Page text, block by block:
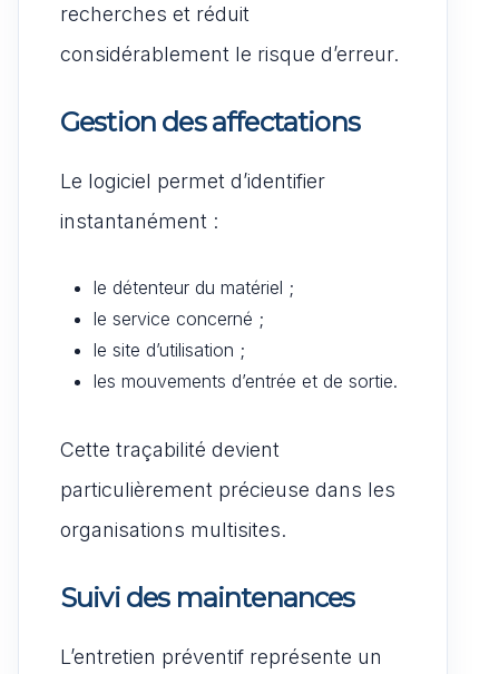
recherches et réduit
considérablement le risque d’erreur.
Gestion des affectations
Le logiciel permet d’identifier
instantanément :
le détenteur du matériel ;
le service concerné ;
le site d’utilisation ;
les mouvements d’entrée et de sortie.
Cette traçabilité devient
particulièrement précieuse dans les
organisations multisites.
Suivi des maintenances
L’entretien préventif représente un